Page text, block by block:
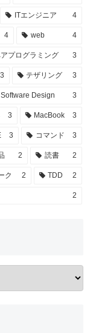
ITエンジニア 4
4 web 4
プログラミング 3
3 テザリング 3
Software Design 3
3 MacBook 3
3 コマンド 3
2 読書 2
ク 2 TDD 2
2